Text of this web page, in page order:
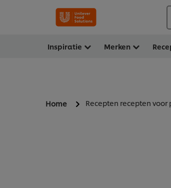
Inspiratie Merken
Home Recepten recepten voor